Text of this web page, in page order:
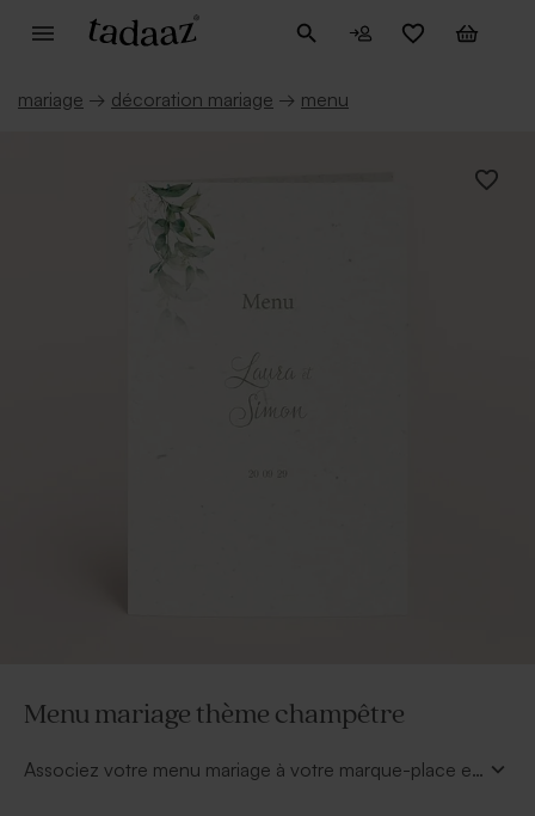
mariage → décoration mariage → menu
Menu mariage thème champêtre
Associez votre menu mariage à votre marque-place et